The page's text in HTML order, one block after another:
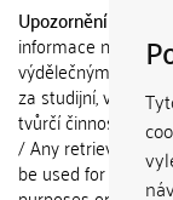
Upozornění / Notice:
informace
výdělečným
za studijní,
tvůrčí činnost jiné
/ Any retrieved
be used for any